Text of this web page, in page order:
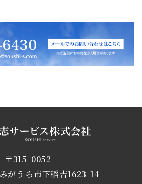
〒315-0052
がうら市下稲吉1623-14